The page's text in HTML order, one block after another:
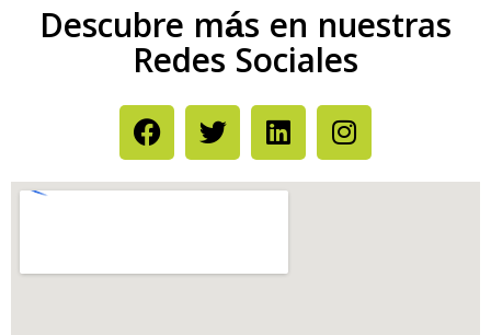
Descubre más en nuestras
Redes Sociales